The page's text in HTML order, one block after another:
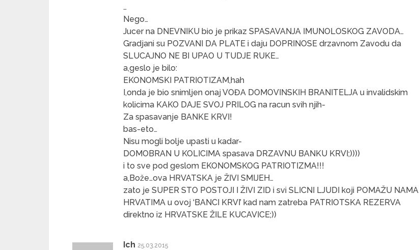
…
Nego…
Jucer na DNEVNIKU bio je prikaz SPASAVANJA IMUNOLOSKOG ZAVODA…
Gradjani su POZVANI DA PLATE i daju DOPRINOSE drzavnom Zavodu da
SLUCAJNO NE BI UPAO U TUDJE RUKE…
a,geslo je bilo:
EKONOMSKI PATRIOTIZAM,hah
I,onda je bio snimljen onaj VOĐA DOMOVINSKIH BRANITELJA u invalidskim
kolicima KAKO DAJE SVOJ PRILOG na racun svih njih-
Za spasavanje BANKE KRVI!
bas-eto…
Nisu mogli bolje upasti u kadar-
DOMOBRAN U KOLICIMA spasava DRZAVNU BANKU KRVI;))))
i to sve pod geslom EKONOMSKOG PATRIOTIZMA!!!
a,Bože…ova HRVATSKA je ŽIVI SMIJEH…
zato je SUPER STO POSTOJI I ŽIVI ZID i svi SLICNI LJUDI koji POMAŽU NAMA
HRVATIMA u ovoj ‘BANCI KRVI’ kad nam zatreba PATRIOTSKA REZERVA
direktno iz HRVATSKE ŽILE KUCAVICE;))
Ich 25.03.2015